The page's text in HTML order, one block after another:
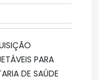
PARA
DE SAÚDE